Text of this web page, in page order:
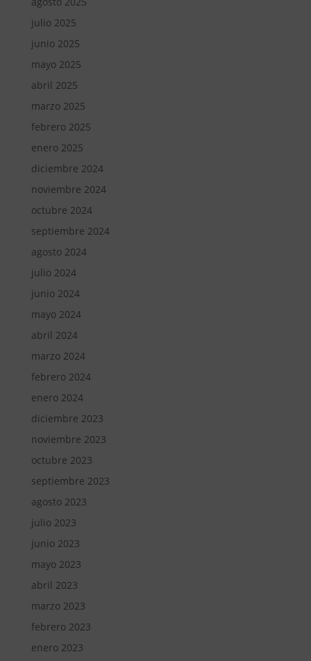
julio 2025
junio 2025
mayo 2025
abril 2025
marzo 2025
febrero 2025
enero 2025
diciembre 2024
noviembre 2024
octubre 2024
septiembre 2024
agosto 2024
julio 2024
junio 2024
mayo 2024
abril 2024
marzo 2024
febrero 2024
enero 2024
diciembre 2023
noviembre 2023
octubre 2023
septiembre 2023
agosto 2023
julio 2023
junio 2023
mayo 2023
abril 2023
marzo 2023
febrero 2023
enero 2023